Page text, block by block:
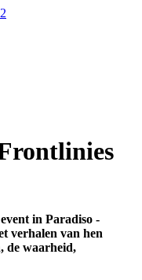
in Paradiso -
verhalen van hen
de waarheid,